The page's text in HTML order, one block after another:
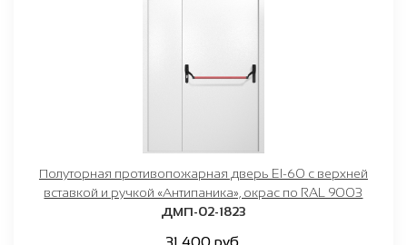
Полуторная противопожарная дверь EI-60 с верхней
вставкой и ручкой «Антипаника», окрас по RAL 9003
ДМП-02-1823
31 400 руб.